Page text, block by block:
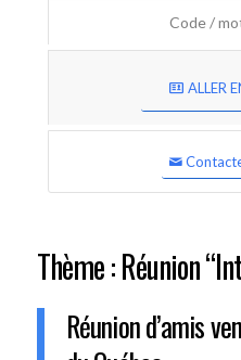
Code /
ALLER
Thème : Réunion
Réunion d’amis